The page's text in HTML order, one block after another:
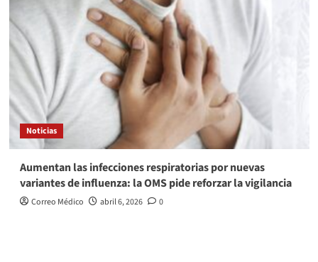
Noticias
Aumentan las infecciones respiratorias por nuevas
variantes de influenza: la OMS pide reforzar la vigilancia
Correo Médico abril 6, 2026 0